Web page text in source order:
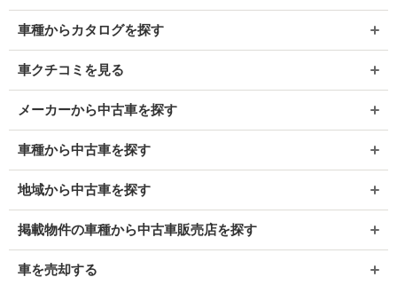
車種からカタログを探す
車クチコミを見る
メーカーから中古車を探す
車種から中古車を探す
地域から中古車を探す
掲載物件の車種から中古車販売店を探す
車を売却する